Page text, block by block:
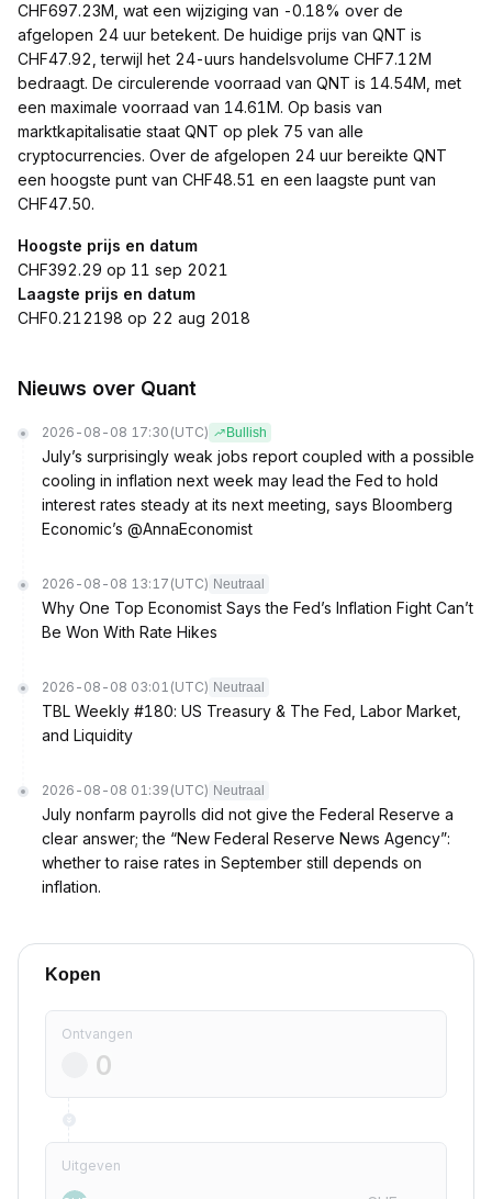
CHF697.23M, wat een wijziging van -0.18% over de
afgelopen 24 uur betekent. De huidige prijs van QNT is
CHF47.92, terwijl het 24-uurs handelsvolume CHF7.12M
bedraagt. De circulerende voorraad van QNT is 14.54M, met
een maximale voorraad van 14.61M. Op basis van
marktkapitalisatie staat QNT op plek 75 van alle
cryptocurrencies. Over de afgelopen 24 uur bereikte QNT
een hoogste punt van CHF48.51 en een laagste punt van
CHF47.50.
Hoogste prijs en datum
CHF392.29 op 11 sep 2021
Laagste prijs en datum
CHF0.212198 op 22 aug 2018
Nieuws over Quant
2026-08-08 17:30 (UTC) Bullish
July’s surprisingly weak jobs report coupled with a possible
cooling in inflation next week may lead the Fed to hold
interest rates steady at its next meeting, says Bloomberg
Economic’s @AnnaEconomist
2026-08-08 13:17 (UTC) Neutraal
Why One Top Economist Says the Fed’s Inflation Fight Can’t
Be Won With Rate Hikes
2026-08-08 03:01 (UTC) Neutraal
TBL Weekly #180: US Treasury & The Fed, Labor Market,
and Liquidity
2026-08-08 01:39 (UTC) Neutraal
July nonfarm payrolls did not give the Federal Reserve a
clear answer; the “New Federal Reserve News Agency”:
whether to raise rates in September still depends on
inflation.
Kopen
Ontvangen
Uitgeven